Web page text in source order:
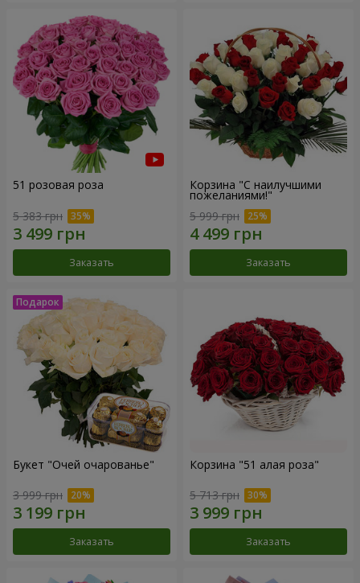
51 розовая роза
5 383 грн
Заказать
Корзина "С наилучшими
пожеланиями!"
5 999 грн
Заказать
Букет "Очей очарованье"
3 999 грн
Заказать
Корзина "51 алая роза"
5 713 грн
Заказать